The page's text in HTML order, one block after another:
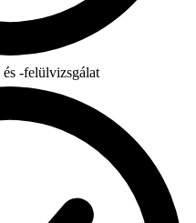
-felülvizsgálat